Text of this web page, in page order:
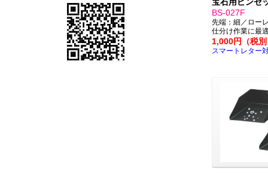
BS-027F
先端：細／ロー
仕分け作業に最
1,000円（税
スマートレター